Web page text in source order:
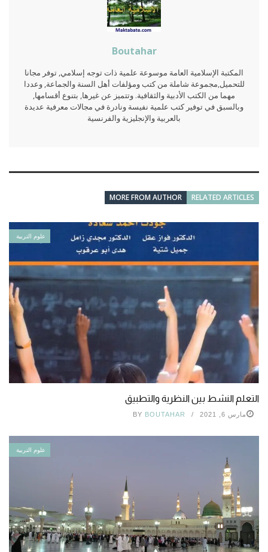
Boutahar
المكتبة الإسلامية العامة موسوعة علمية ذات توجه إسلامي, توفر مجانا
للتحميل,مجموعة شاملة من كتب ومؤلفات أهل السنة والجماعة, وعددا
مهما من الكتب الأدبية والثقافية. وتتميز عن غيرها, بتنوع أقسامها,
وبالسبق في توفير كتب علمية نفيسة ونادرة في مجالات معرفية عديدة
بالعربية والإنجليزية والفرنسية
RELATED ARTICLES
MORE FROM AUTHOR
علوم التربية
التعلم النشط بين النظرية والتطبيق
مارس 6, 2021 BY BOUTAHAR
علوم التربية